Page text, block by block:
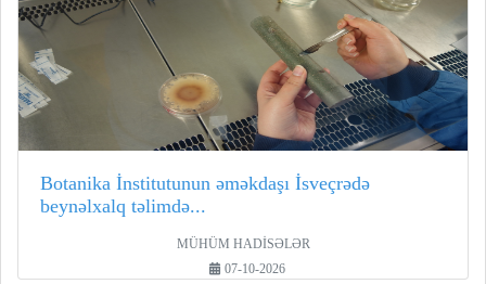
Botanika İnstitutunun əməkdaşı İsveçrədə
beynəlxalq təlimdə...
MÜHÜM HADİSƏLƏR
07-10-2026